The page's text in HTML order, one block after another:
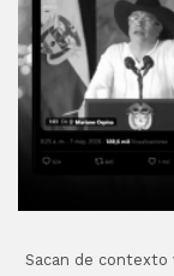
Sacan de contexto